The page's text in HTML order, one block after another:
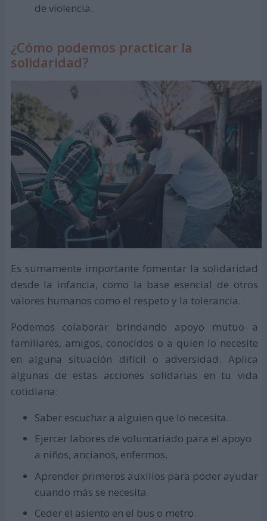
de violencia.
¿Cómo podemos practicar la
solidaridad?
Es sumamente importante fomentar la solidaridad
desde la infancia, como la base esencial de otros
valores humanos como el respeto y la tolerancia.
Podemos colaborar brindando apoyo mutuo a
familiares, amigos, conocidos o a quien lo necesite
en alguna situación difícil o adversidad. Aplica
algunas de estas acciones solidarias en tu vida
cotidiana:
Saber escuchar a alguien que lo necesita.
Ejercer labores de voluntariado para el apoyo
a niños, ancianos, enfermos.
Aprender primeros auxilios para poder ayudar
cuando más se necesita.
Ceder el asiento en el bus o metro.